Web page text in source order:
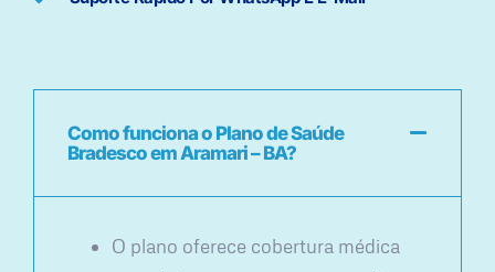
Como funciona o Plano de Saúde
Bradesco em Aramari – BA?
O plano oferece cobertura médica